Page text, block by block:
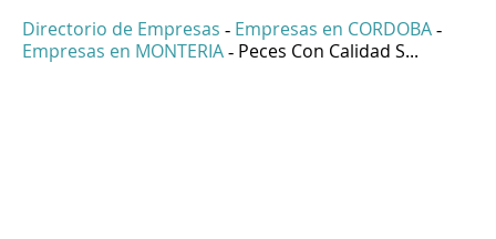
Directorio de Empresas - Empresas en CORDOBA -
Empresas en MONTERIA - Peces Con Calidad S...